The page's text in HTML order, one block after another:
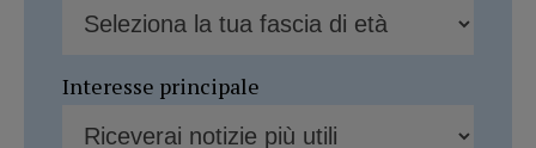
Interesse principale